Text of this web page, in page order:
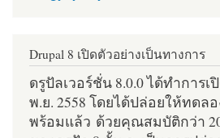
Drupal 8 เปิดตัวอย่างเป็นทางการ
ดรูปัลเวอร์ชั่น 8.0.0 ได้ทำการเ
พ.ย. 2558 โดยได้ปล่อยให้ทดล
พร้อมแล้ว ด้วยคุณสมบัติกว่า